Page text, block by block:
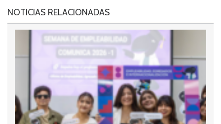
NOTICIAS RELACIONADAS